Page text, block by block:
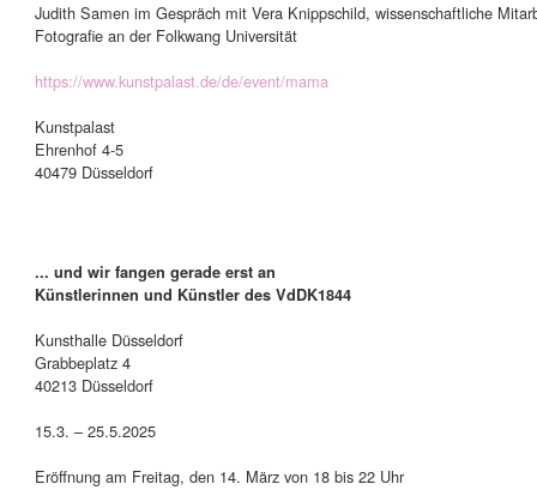
Judith Samen im Gespräch mit Vera Knippschild, wissenschaftliche
Fotografie an der Folkwang Universität
https://www.kunstpalast.de/de/event/mama
Kunstpalast
Ehrenhof 4-5
40479 Düsseldorf
... und wir fangen gerade erst an
Künstlerinnen und Künstler des VdDK1844
Kunsthalle Düsseldorf
Grabbeplatz 4
40213 Düsseldorf
15.3. – 25.5.2025
Eröffnung am Freitag, den 14. März von 18 bis 22 Uhr